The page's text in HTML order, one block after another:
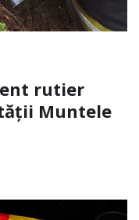
rutier
Muntele